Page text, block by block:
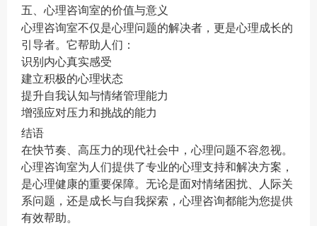
五、心理咨询室的价值与意义
心理咨询室不仅是心理问题的解决者，更是心理成长的
引导者。它帮助人们：
识别内心真实感受
建立积极的心理状态
提升自我认知与情绪管理能力
增强应对压力和挑战的能力
结语
在快节奏、高压力的现代社会中，心理问题不容忽视。
心理咨询室为人们提供了专业的心理支持和解决方案，
是心理健康的重要保障。无论是面对情绪困扰、人际关
系问题，还是成长与自我探索，心理咨询都能为您提供
有效帮助。